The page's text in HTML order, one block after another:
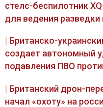
стелс-беспилотник
для ведения
| Британско-
создает автономный
подавления ПВО
| Британский дрон-
начал «охоту» на